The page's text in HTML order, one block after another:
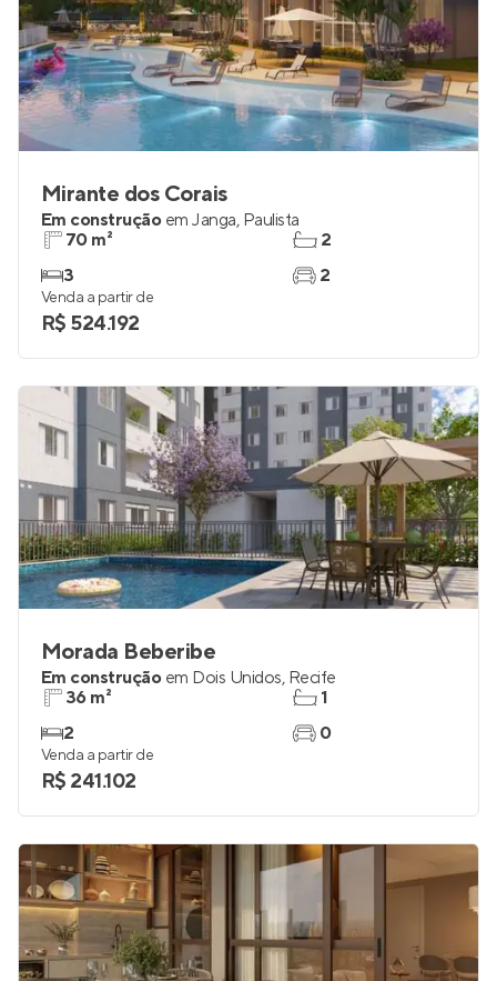
Mirante dos Corais
Em construção em Janga, Paulista
70 m²
3
2
2
Venda a partir de
R$ 524.192
Morada Beberibe
Em construção em Dois Unidos, Recife
36 m²
2
1
0
Venda a partir de
R$ 241.102